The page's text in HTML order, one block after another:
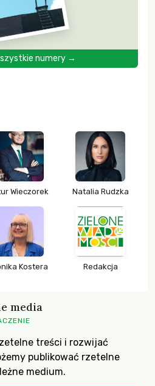
numery →
Wieczorek Natalia Rudzka
Kostera Redakcja
media
treści i rozwijać
publikować rzetelne
medium.